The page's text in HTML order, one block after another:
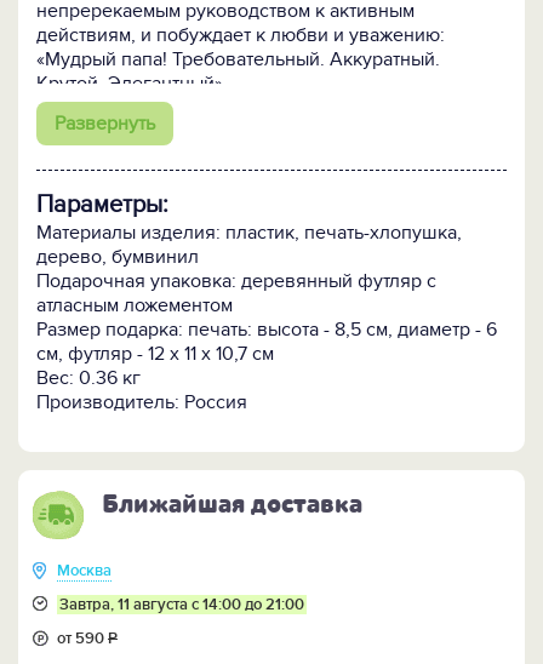
непререкаемым руководством к активным
действиям, и побуждает к любви и уважению:
«Мудрый папа! Требовательный. Аккуратный.
Крутой. Элегантный».
Символичным украшением папиных апартаментов,
ложемент, металлическая защёлка, внутренняя
сторона крышки декорирована золотистым
шильдом с гравировкой: «Незаменимая вещь для
эффективного и наглядного донесения своего
решения до подчиненных».
Кому подарить:Отцу, папе, батяне, папочке, папуле,
папеньке к любому празднику и просто так, в знак
сдержанной, но горячей любви и признания
Развернуть
Параметры:
Материалы изделия: пластик, печать-хлопушка,
дерево, бумвинил
Подарочная упаковка: деревянный футляр с
атласным ложементом
Размер подарка: печать: высота - 8,5 см, диаметр - 6
см, футляр - 12 х 11 х 10,7 см
Вес: 0.36 кг
Производитель: Россия
Ближайшая доставка
Москва
Завтра, 11 августа с 14:00 до 21:00
от 590Р